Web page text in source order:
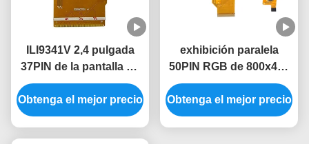
ILI9341V 2,4 pulgada
37PIN de la pantalla de
visualización de la
exhibición 240*320
320*240 Tft de Tft de la
Obtenga el mejor precio
exhibición paralela
50PIN RGB de 800x480
LCD pantalla táctil
capacitiva de 7
pulgadas
Obtenga el mejor precio